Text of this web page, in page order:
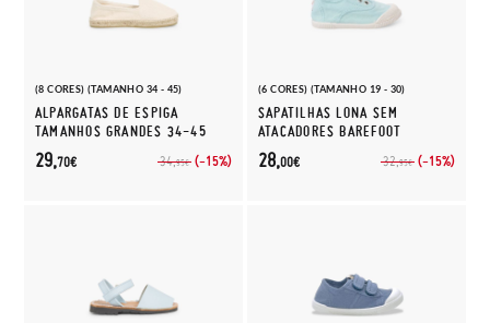
(8 CORES) (TAMANHO 34 - 45)
ALPARGATAS DE ESPIGA
TAMANHOS GRANDES 34-45
34,95€ (-15%)
29,70€
(6 CORES) (TAMANHO 19 - 30)
SAPATILHAS LONA SEM
ATACADORES BAREFOOT
32,95€ (-15%)
28,00€